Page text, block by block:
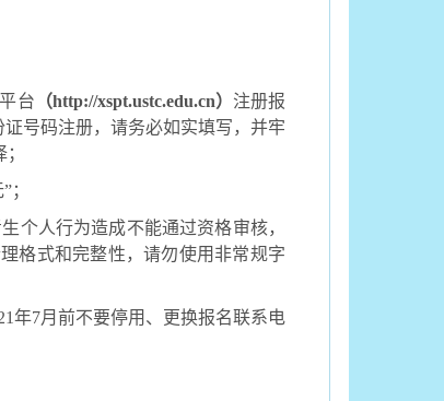
台 （http://xspt.ustc.edu.cn） 注册报
号码注册，请务必如实填写，并牢
；
个人行为造成不能通过资格审核，
格式和完整性，请勿使用非常规字
年7月前不要停用、更换报名联系电